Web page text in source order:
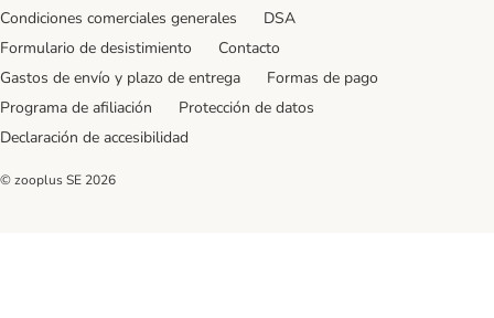
Condiciones comerciales generales
DSA
Formulario de desistimiento
Contacto
Gastos de envío y plazo de entrega
Formas de pago
Programa de afiliación
Protección de datos
Declaración de accesibilidad
© zooplus SE 2026